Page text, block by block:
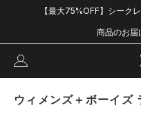
【最大75%OFF】シーク
商品のお届
ウィメンズ＋ボーイズ